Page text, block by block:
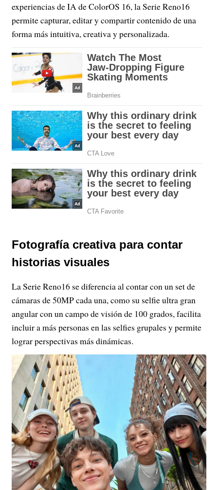
experiencias de IA de ColorOS 16, la Serie Reno16
permite capturar, editar y compartir contenido de una
forma más intuitiva, creativa y personalizada.
Fotografía creativa para contar
historias visuales
La Serie Reno16 se diferencia al contar con un set de
cámaras de 50MP cada una, como su selfie ultra gran
angular con un campo de visión de 100 grados, facilita
incluir a más personas en las selfies grupales y permite
lograr perspectivas más dinámicas.